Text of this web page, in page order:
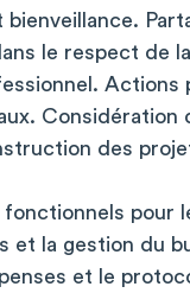
le respect de
Actions
Considération
des
pour
et la gestion du
et le